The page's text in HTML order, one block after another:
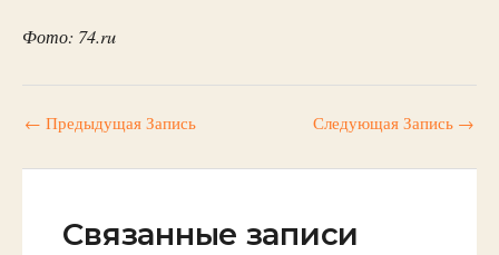
Фото: 74.ru
← Предыдущая Запись Следующая Запись →
Связанные записи